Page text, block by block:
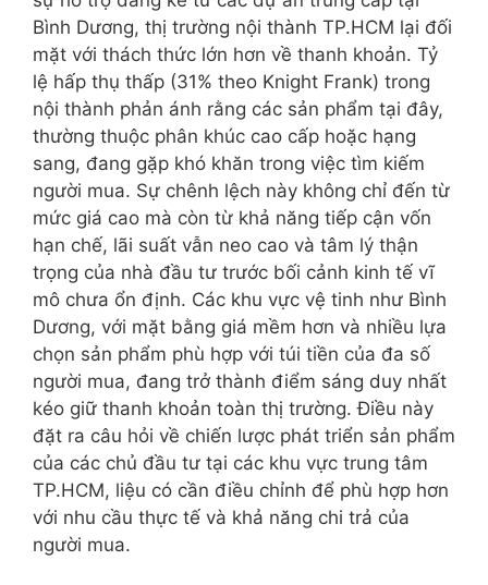
Bình Dương, thị trường nội thành TP.HCM lại đối
mặt với thách thức lớn hơn về thanh khoản. Tỷ
lệ hấp thụ thấp (31% theo Knight Frank) trong
nội thành phản ánh rằng các sản phẩm tại đây,
thường thuộc phân khúc cao cấp hoặc hạng
sang, đang gặp khó khăn trong việc tìm kiếm
người mua. Sự chênh lệch này không chỉ đến từ
mức giá cao mà còn từ khả năng tiếp cận vốn
hạn chế, lãi suất vẫn neo cao và tâm lý thận
trọng của nhà đầu tư trước bối cảnh kinh tế vĩ
mô chưa ổn định. Các khu vực vệ tinh như Bình
Dương, với mặt bằng giá mềm hơn và nhiều lựa
chọn sản phẩm phù hợp với túi tiền của đa số
người mua, đang trở thành điểm sáng duy nhất
kéo giữ thanh khoản toàn thị trường. Điều này
đặt ra câu hỏi về chiến lược phát triển sản phẩm
của các chủ đầu tư tại các khu vực trung tâm
TP.HCM, liệu có cần điều chỉnh để phù hợp hơn
với nhu cầu thực tế và khả năng chi trả của
người mua.